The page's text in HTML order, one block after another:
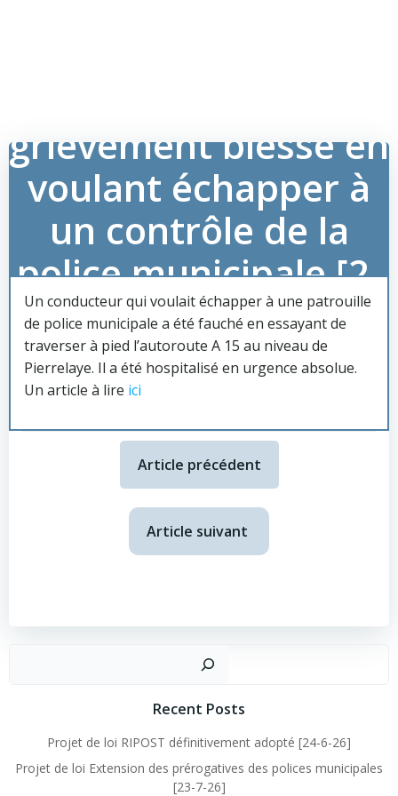
grièvement blessé en
voulant échapper à
un contrôle de la
police municipale [2-
11-22]
Un conducteur qui voulait échapper à une patrouille
de police municipale a été fauché en essayant de
traverser à pied l’autoroute A 15 au niveau de
Pierrelaye. Il a été hospitalisé en urgence absolue.
Un article à lire ici
Article précédent
Article suivant
Recent Posts
Projet de loi RIPOST définitivement adopté [24-6-26]
Projet de loi Extension des prérogatives des polices municipales
[23-7-26]